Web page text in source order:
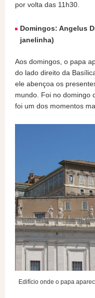
por volta das 11h30.
Domingos: Angelus
janelinha)
Aos domingos, o papa
do lado direito da
ele abençoa os
mundo. Foi no domingo
foi um dos momentos
Edifício onde o papa